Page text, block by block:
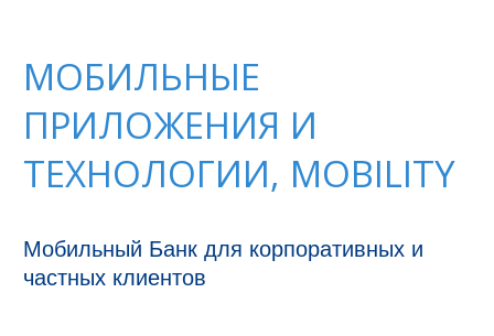
МОБИЛЬНЫЕ
ПРИЛОЖЕНИЯ И
ТЕХНОЛОГИИ, MOBILITY
Мобильный Банк для корпоративных и
частных клиентов